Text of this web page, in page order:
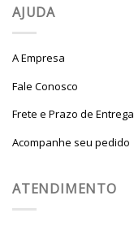
AJUDA
A Empresa
Fale Conosco
Frete e Prazo de Entrega
Acompanhe seu pedido
ATENDIMENTO